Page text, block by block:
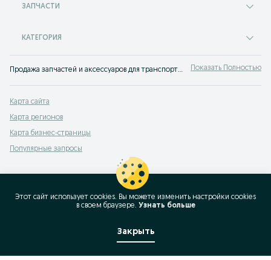
ЗАПЧАСТИ
КАТЕГОРИЯ
Продажа запчастей и аксессуаров для транспорта Плодовоягодное ✔️ Купить новые и б/у автоаксессуары и автозапчасти по низкой цене ⭐ Самые выгодные предложения ждут тебя на OLX! Показать Полностью
Карта сайта
Карта регионов
Карта бизнес-страницы
Популярные запросы
Этот сайт использует cookies. Вы можете изменить настройки cookies
в своeм браузере. Узнать больше
Закрыть